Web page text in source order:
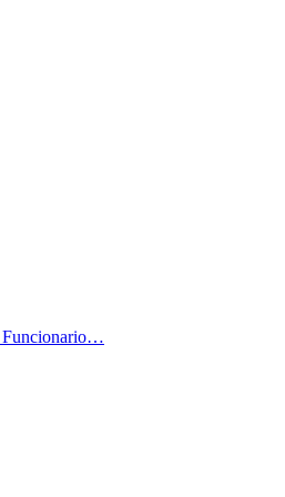
Funcionario…